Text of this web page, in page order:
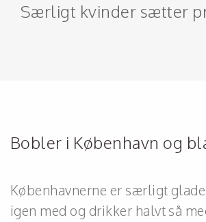
Særligt kvinder sætter
Bobler i København og
Københavnerne er særligt
igen med og drikker halvt så